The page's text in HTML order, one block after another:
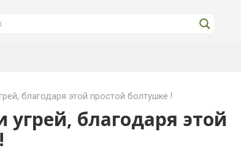
благодаря этой простой болтушке !
благодаря этой